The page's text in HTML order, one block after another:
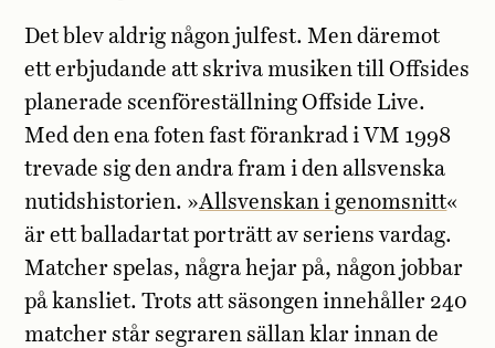
Det blev aldrig någon julfest. Men däremot
ett erbjudande att skriva musiken till Offsides
planerade scenföreställning Offside Live.
Med den ena foten fast förankrad i VM 1998
trevade sig den andra fram i den allsvenska
nutidshistorien. »Allsvenskan i genomsnitt«
är ett balladartat porträtt av seriens vardag.
Matcher spelas, några hejar på, någon jobbar
på kansliet. Trots att säsongen innehåller 240
matcher står segraren sällan klar innan de